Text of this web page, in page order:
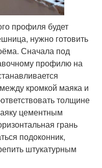
профиля будет
нужно готовить
Сначала под
профилю на
кромкой маяка и
толщине
цементным
грань
подоконник,
штукатурным